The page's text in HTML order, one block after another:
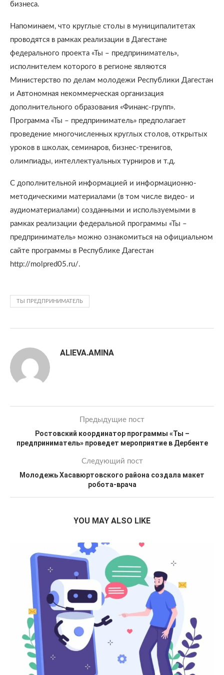
бизнеса.
Напоминаем, что круглые столы в муниципалитетах
проводятся в рамках реализации в Дагестане
федерального проекта «Ты – предприниматель»,
исполнителем которого в регионе являются
Министерство по делам молодежи Республики Дагестан
и Автономная некоммерческая организация
дополнительного образования «Финанс-групп».
Программа «Ты – предприниматель» предполагает
проведение многочисленных круглых столов, открытых
уроков в школах, семинаров, бизнес-тренигов,
олимпиады, интеллектуальных турниров и т.д.
С дополнительной информацией и информационно-
методическими материалами (в том числе видео- и
аудиоматериалами) созданными и используемыми в
рамках реализации федеральной программы «Ты –
предприниматель» можно ознакомиться на официальном
сайте программы в Республике Дагестан
http://molpred05.ru/.
ТЫ ПРЕДПРИНИМАТЕЛЬ
ALIEVA.AMINA
Предыдущие пост
Ростовский координатор программы «Ты –
предприниматель» проведет мероприятие в Дербенте
Следующий пост
Молодежь Хасавюртовского района создала макет
робота-врача
YOU MAY ALSO LIKE